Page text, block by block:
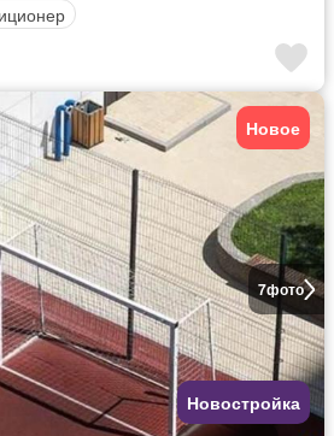
7фото
Новое
Новостройка